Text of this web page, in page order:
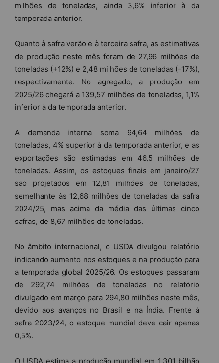
milhões de toneladas, ainda 3,6% inferior à da
temporada anterior.
Quanto à safra verão e à terceira safra, as estimativas
de produção neste mês foram de 27,96 milhões de
toneladas (+12%) e 2,48 milhões de toneladas (-17%),
respectivamente. No agregado, a produção em
2025/26 chegará a 139,57 milhões de toneladas, 1,1%
inferior à da temporada anterior.
A demanda interna soma 94,64 milhões de
toneladas, 4% superior à da temporada anterior, e as
exportações são estimadas em 46,5 milhões de
toneladas. Assim, os estoques finais em janeiro/27
são projetados em 12,81 milhões de toneladas,
semelhante às 12,68 milhões de toneladas da safra
2024/25, mas acima da média das últimas cinco
safras, de 8,67 milhões de toneladas.
No âmbito internacional, o USDA divulgou relatório
indicando aumento nos estoques e na produção para
a temporada global 2025/26. Os estoques passaram
de 292,74 milhões de toneladas no relatório
divulgado em março para 294,80 milhões neste mês,
devido aos avanços no Brasil e na Índia. Frente à
safra 2023/24, o estoque mundial deve cair apenas
0,5%.
O USDA estima a produção mundial em 1,301 bilhão